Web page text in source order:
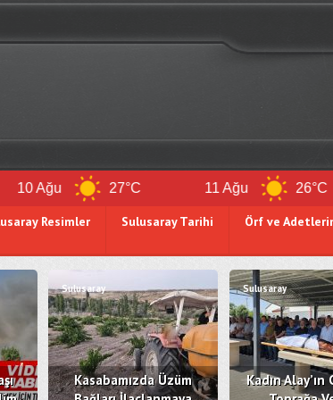
27°C 26°C
Resimler Sulusaray Tarihi Örf ve
Sulusaray
Kasabamızda Üzüm
Sulusaray
Kadın Alay’ın